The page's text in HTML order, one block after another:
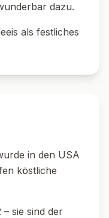
dazu.
als festliches
in den USA
köstliche
– sie sind der